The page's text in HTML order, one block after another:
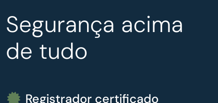
Segurança acima
de tudo
Registrador certificado